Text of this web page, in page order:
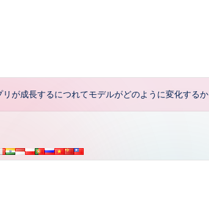
リが成長するにつれてモデルがどのように変化するか